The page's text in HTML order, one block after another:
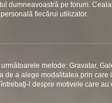
dumneavoastră pe forum.
fiecărui utilizator.
metode: Gravatar,
de a alege modalitatea prin care
l despre motivele care au